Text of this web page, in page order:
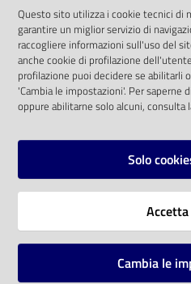
Eventi
Chiedi al
bibliotecario
Avvisi
solo alle condizioni previste
comunitaria 2003/98/CE e
SOCIAL
Instagram
Vai alla pagina
Questo sito utilizza i cookie tecnici di
garantire un miglior servizio di
raccogliere informazioni sull'uso del
anche cookie di profilazione
profilazione puoi decidere se abilitarli
'Cambia le impostazioni'. Per saperne
oppure abilitarne solo alcuni, consulta
Solo
Cambia le